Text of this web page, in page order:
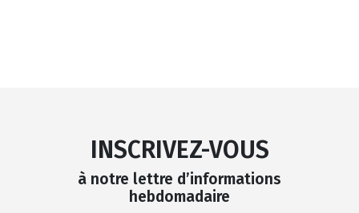
INSCRIVEZ-VOUS
à notre lettre d’informations
hebdomadaire